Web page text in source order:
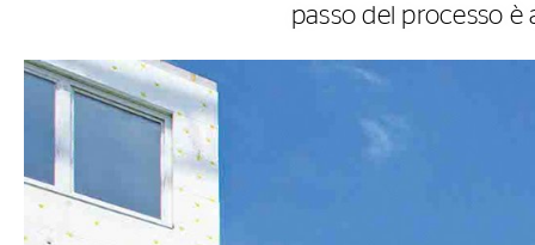
passo del processo